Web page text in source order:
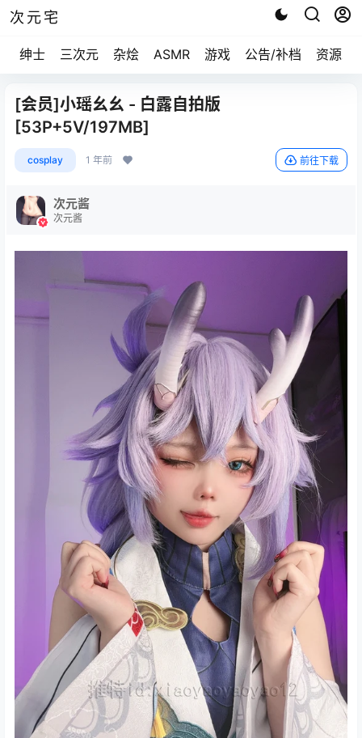
次元宅
绅士 三次元 杂烩 ASMR 游戏 公告/补档 资源求
[会员]小瑶幺幺 - 白露自拍版
[53P+5V/197MB]
cosplay 1 年前 前往下载
次元酱
次元酱